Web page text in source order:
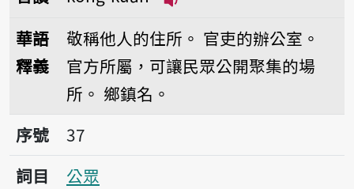
華語
釋義
敬稱他人的住所。 官吏的辦公室。
官方所屬，可讓民眾公開聚集的場
所。 鄉鎮名。
序號37公眾
序號
37
詞目
公眾